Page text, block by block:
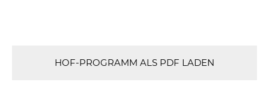
HOF-PROGRAMM ALS PDF LADEN